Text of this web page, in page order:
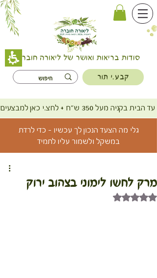
סודות בריאות ואושר של ליאורה חוברה
קבע.י תור
ש"ח + לחצ.י כאן למבצעים
גלי מה הצעד הנכון לך עכשיו - כדי לרדת
במשקל ולשמור עליו לתמיד
מרק לחשו לימוני בצהוב ירוק
דירוג של NaN מתוך 5 כוכבים